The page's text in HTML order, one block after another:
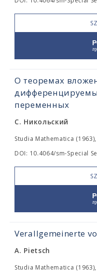
О теоремах
переменных
С. Никольский
Studia Mathematica
DOI: 10.4064/sm-Special
Verallgemeinerte
A. Pietsch
Studia Mathematica (1963),